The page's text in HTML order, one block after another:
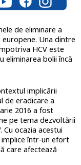
de eliminare a
Una dintre
HCV este
eliminarea bolii încă
implicării
de eradicare a
2016 a fost
pe tema dezvoltării
ocazia acestui
implice într-un efort
care afectează